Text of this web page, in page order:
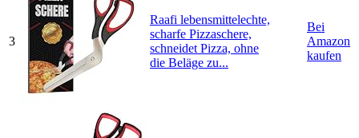
3
Raafi lebensmittelechte,
scharfe Pizzaschere,
schneidet Pizza, ohne
die Beläge zu...
Bei
Amazon
kaufen